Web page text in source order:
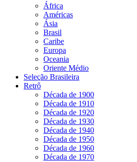
África
Américas
Ásia
Brasil
Caribe
Europa
Oceania
Oriente Médio
Seleção Brasileira
Retrô
Década de 1900
Década de 1910
Década de 1920
Década de 1930
Década de 1940
Década de 1950
Década de 1960
Década de 1970